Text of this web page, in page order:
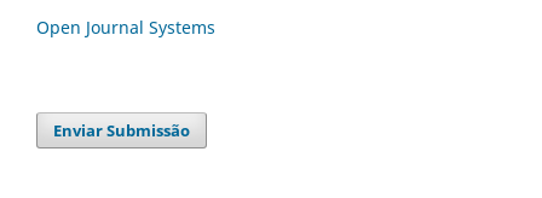
Open Journal Systems
Enviar Submissão